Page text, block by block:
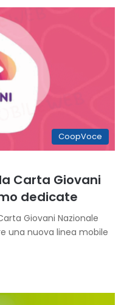
CoopVoce
Carta Giovani
dedicate
Giovani Nazionale
una nuova linea mobile